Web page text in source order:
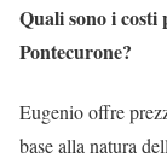
Quali sono i
Pontecurone?
Eugenio offre
base alla natura